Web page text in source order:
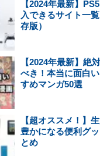
【2024年最新】
入できるサイト一
存版）
【2024年最新】絶
べき！本当に面白
すめマンガ50選
【超オススメ！】
豊かになる便利グッ
とめ